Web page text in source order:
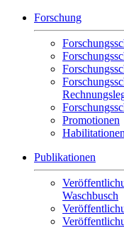
Forschung
Promotionen
Habilitationen
Publikationen
Waschbusch